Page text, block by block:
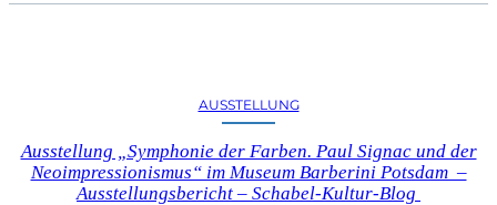
AUSSTELLUNG
Ausstellung „Symphonie der Farben. Paul Signac und der
Neoimpressionismus“ im Museum Barberini Potsdam –
Ausstellungsbericht – Schabel-Kultur-Blog